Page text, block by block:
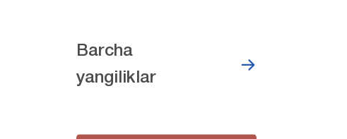
Barcha
yangiliklar